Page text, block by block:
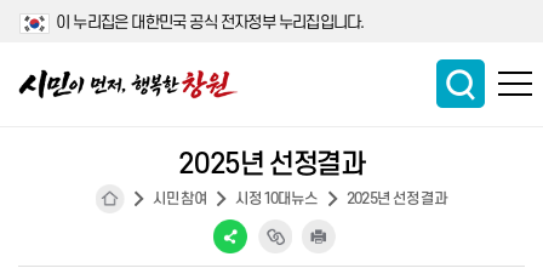
이 누리집은 대한민국 공식 전자정부 누리집입니다.
시민참여 시정10대뉴스 2025년 선정결과
2025년 선정결과